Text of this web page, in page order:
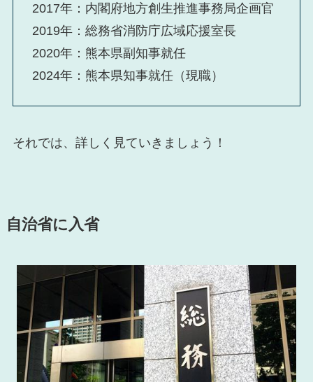
2017年：内閣府地方創生推進事務局企画官
2019年：総務省消防庁広域応援室長
2020年：熊本県副知事就任
2024年：熊本県知事就任（現職）
それでは、詳しく見ていきましょう！
自治省に入省